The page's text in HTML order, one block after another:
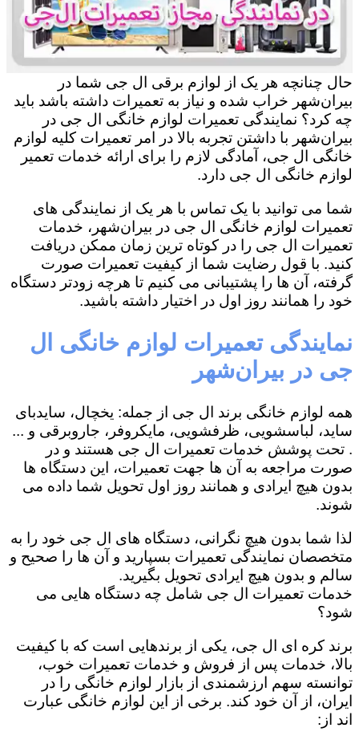
حال چنانچه هر یک از لوازم برقی ال جی شما در
بیران‌شهر خراب شده و نیاز به تعمیرات داشته باشد باید
چه کرد؟ نمایندگی تعمیرات لوازم خانگی ال جی در
بیران‌شهر با داشتن تجربه بالا در امر تعمیرات کلیه لوازم
خانگی ال جی، آمادگی لازم را برای ارائه خدمات تعمیر
لوازم خانگی ال جی دارد.
شما می توانید با یک تماس با هر یک از نمایندگی های
تعمیرات لوازم خانگی ال جی در بیران‌شهر، خدمات
تعمیرات ال جی را در کوتاه ترین زمان ممکن دریافت
کنید. با قول رضایت شما از کیفیت تعمیرات صورت
گرفته، آن ها را پشتیبانی می کنیم تا هرچه زودتر دستگاه
خود را همانند روز اول در اختیار داشته باشید.
نمایندگی تعمیرات لوازم خانگی ال
جی در بیران‌شهر
همه لوازم خانگی برند ال جی از جمله: یخچال، سایدبای
ساید، لباسشویی، ظرفشویی، مایکروفر، جاروبرقی و ...
. تحت پوشش خدمات تعمیرات ال جی هستند و در
صورت مراجعه به آن ها جهت تعمیرات، این دستگاه ها
بدون هیچ ایرادی و همانند روز اول تحویل شما داده می
شوند.
لذا شما بدون هیچ نگرانی، دستگاه های ال جی خود را به
متخصصان نمایندگی تعمیرات بسپارید و آن ها را صحیح و
سالم و بدون هیچ ایرادی تحویل بگیرید.
خدمات تعمیرات ال جی شامل چه دستگاه هایی می
شود؟
برند کره ای ال جی، یکی از برندهایی است که با کیفیت
بالا، خدمات پس از فروش و خدمات تعمیرات خوب،
توانسته سهم ارزشمندی از بازار لوازم خانگی را در
ایران، از آن خود کند. برخی از این لوازم خانگی عبارت
اند از: